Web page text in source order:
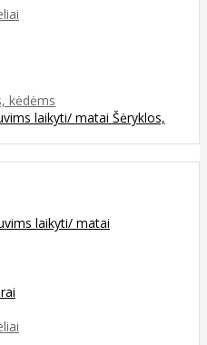
kėdėms
laikyti/ matai Šėryklos,
laikyti/ matai